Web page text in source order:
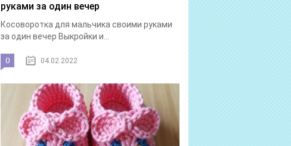
руками за один вечер
Косоворотка для мальчика своими руками
за один вечер Выкройки и...
0 04.02.2022